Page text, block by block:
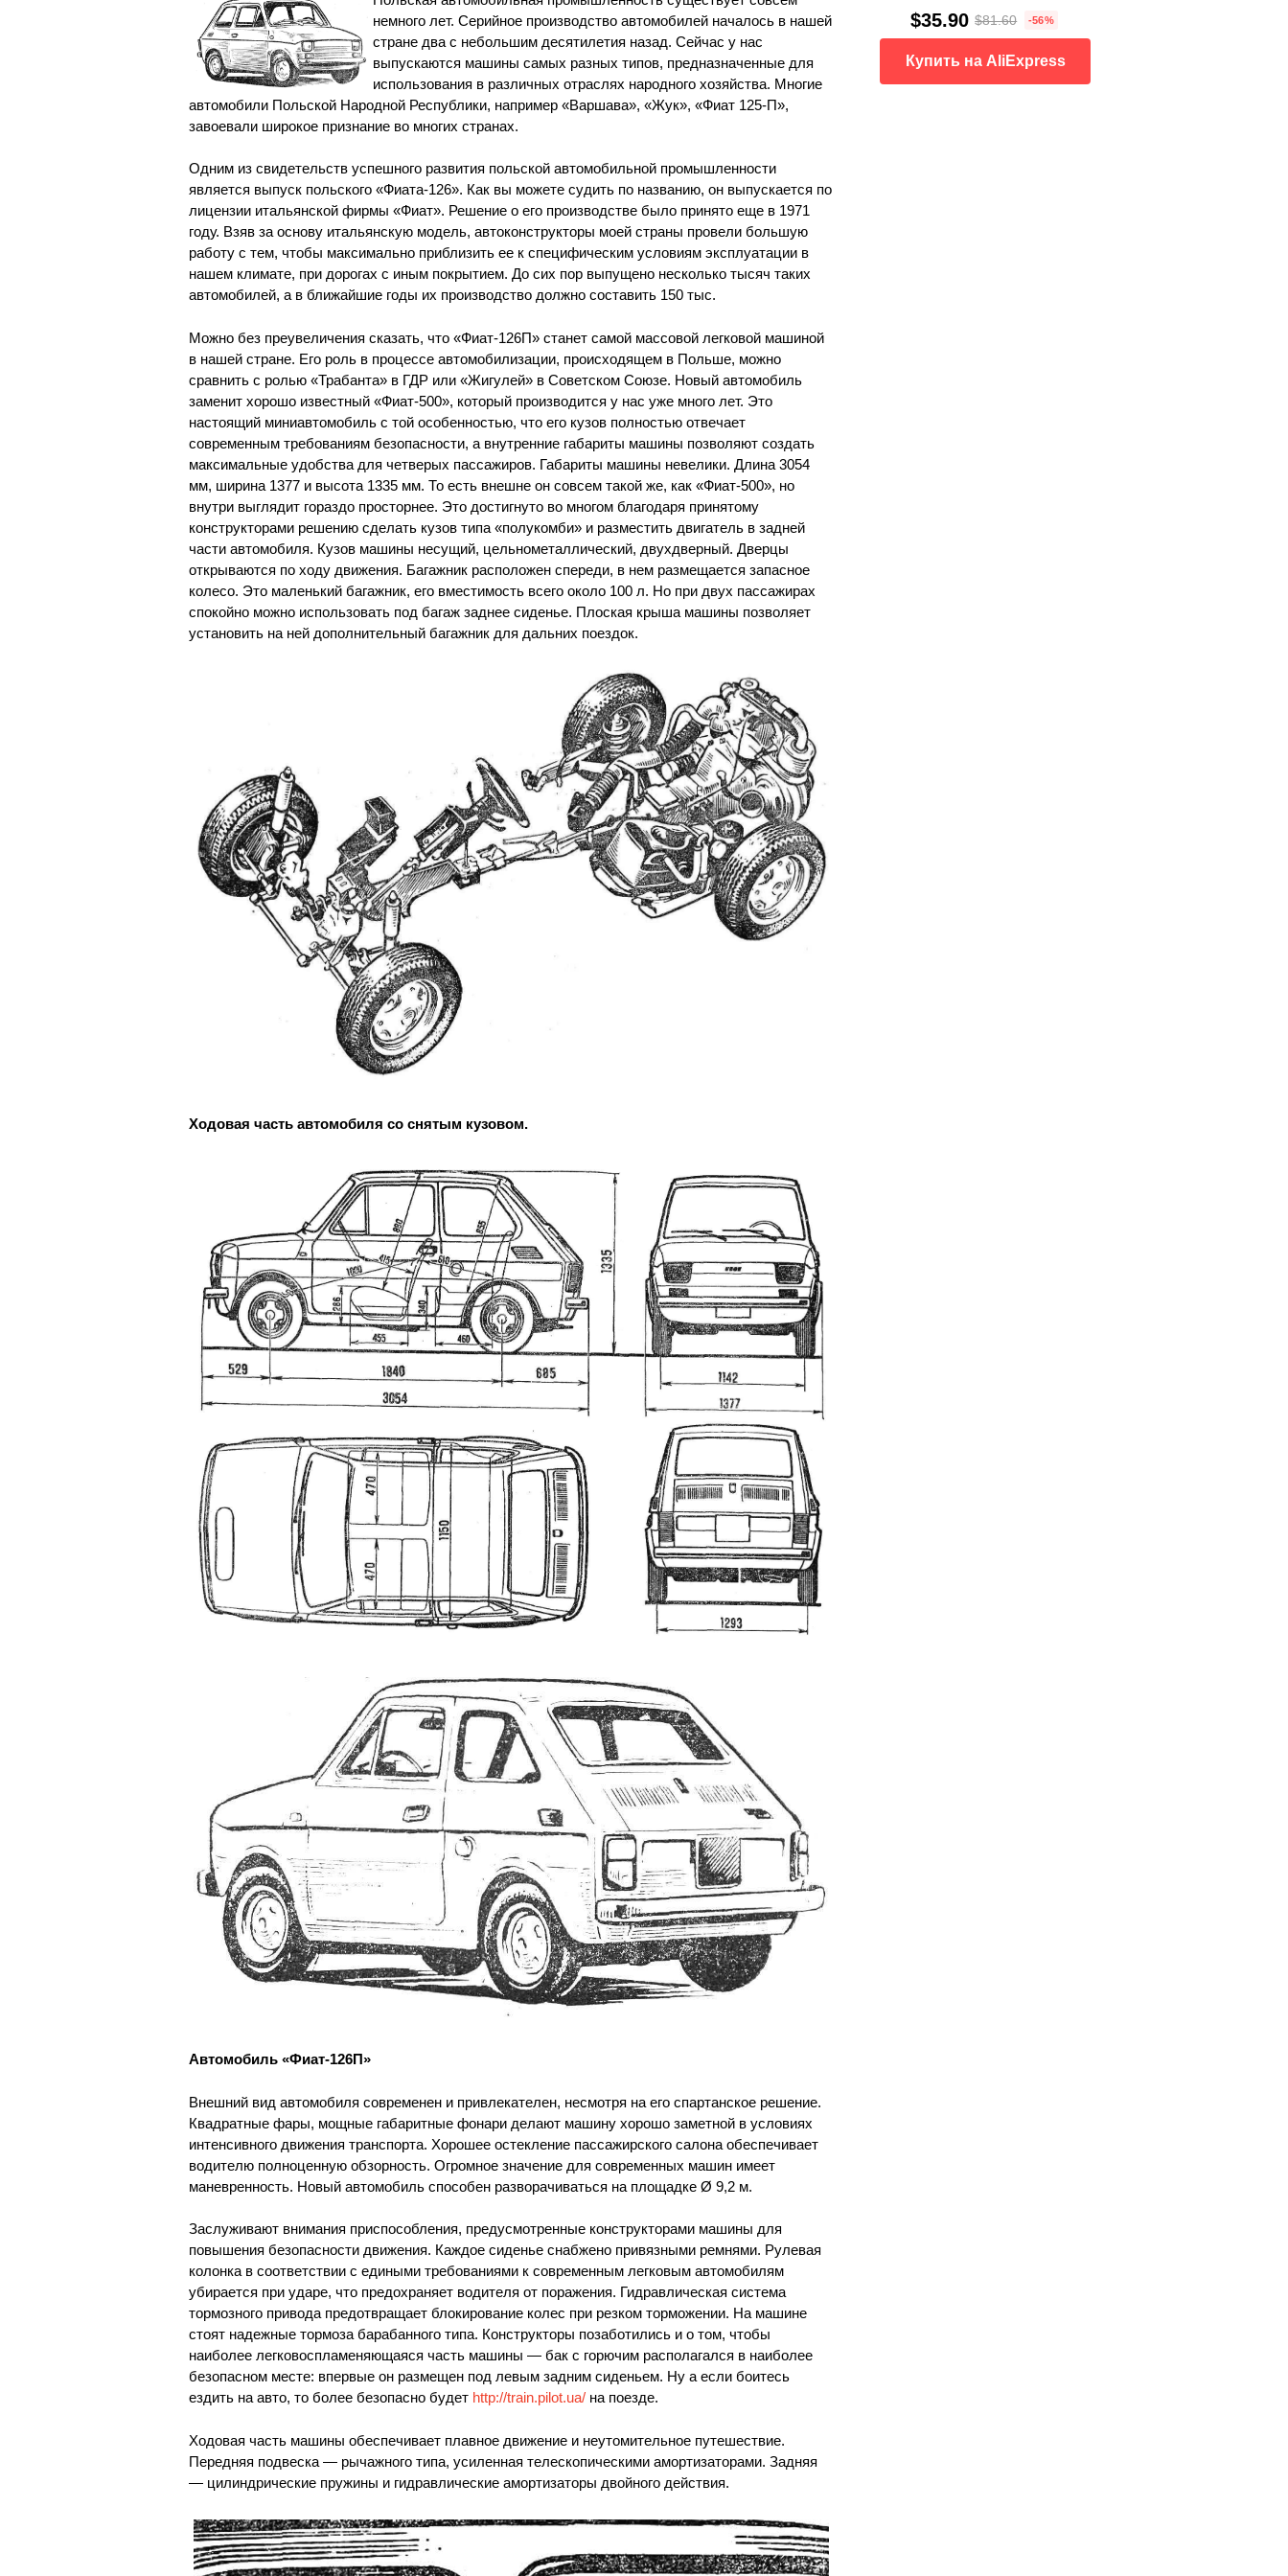
немного лет. Серийное производство автомобилей началось в нашей
стране два с небольшим десятилетия назад. Сейчас у нас
выпускаются машины самых разных типов, предназначенные для
использования в различных отраслях народного хозяйства. Многие
автомобили Польской Народной Республики, например «Варшава», «Жук», «Фиат 125-П»,
завоевали широкое признание во многих странах.
Одним из свидетельств успешного развития польской автомобильной промышленности
является выпуск польского «Фиата-126». Как вы можете судить по названию, он выпускается по
лицензии итальянской фирмы «Фиат». Решение о его производстве было принято еще в 1971
году. Взяв за основу итальянскую модель, автоконструкторы моей страны провели большую
работу с тем, чтобы максимально приблизить ее к специфическим условиям эксплуатации в
нашем климате, при дорогах с иным покрытием. До сих пор выпущено несколько тысяч таких
автомобилей, а в ближайшие годы их производство должно составить 150 тыс.
Можно без преувеличения сказать, что «Фиат-126П» станет самой массовой легковой машиной
в нашей стране. Его роль в процессе автомобилизации, происходящем в Польше, можно
сравнить с ролью «Трабанта» в ГДР или «Жигулей» в Советском Союзе. Новый автомобиль
заменит хорошо известный «Фиат-500», который производится у нас уже много лет. Это
настоящий миниавтомобиль с той особенностью, что его кузов полностью отвечает
современным требованиям безопасности, а внутренние габариты машины позволяют создать
максимальные удобства для четверых пассажиров. Габариты машины невелики. Длина 3054
мм, ширина 1377 и высота 1335 мм. То есть внешне он совсем такой же, как «Фиат-500», но
внутри выглядит гораздо просторнее. Это достигнуто во многом благодаря принятому
конструкторами решению сделать кузов типа «полукомби» и разместить двигатель в задней
части автомобиля. Кузов машины несущий, цельнометаллический, двухдверный. Дверцы
открываются по ходу движения. Багажник расположен спереди, в нем размещается запасное
колесо. Это маленький багажник, его вместимость всего около 100 л. Но при двух пассажирах
спокойно можно использовать под багаж заднее сиденье. Плоская крыша машины позволяет
установить на ней дополнительный багажник для дальних поездок.
Ходовая часть автомобиля со снятым кузовом.
Автомобиль «Фиат-126П»
Внешний вид автомобиля современен и привлекателен, несмотря на его спартанское решение.
Квадратные фары, мощные габаритные фонари делают машину хорошо заметной в условиях
интенсивного движения транспорта. Хорошее остекление пассажирского салона обеспечивает
водителю полноценную обзорность. Огромное значение для современных машин имеет
маневренность. Новый автомобиль способен разворачиваться на площадке Ø 9,2 м.
Заслуживают внимания приспособления, предусмотренные конструкторами машины для
повышения безопасности движения. Каждое сиденье снабжено привязными ремнями. Рулевая
колонка в соответствии с едиными требованиями к современным легковым автомобилям
убирается при ударе, что предохраняет водителя от поражения. Гидравлическая система
тормозного привода предотвращает блокирование колес при резком торможении. На машине
стоят надежные тормоза барабанного типа. Конструкторы позаботились и о том, чтобы
наиболее легковоспламеняющаяся часть машины — бак с горючим располагался в наиболее
безопасном месте: впервые он размещен под левым задним сиденьем. Ну а если боитесь
ездить на авто, то более безопасно будет http://train.pilot.ua/ на поезде.
Ходовая часть машины обеспечивает плавное движение и неутомительное путешествие.
Передняя подвеска — рычажного типа, усиленная телескопическими амортизаторами. Задняя
— цилиндрические пружины и гидравлические амортизаторы двойного действия.
$35.90 $81.60 -56%
Купить на AliExpress